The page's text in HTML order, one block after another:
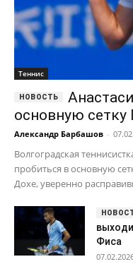
Теннис
основную сетку
Александр Барбашов -
Волгоградская
пробиться в основную
Дохе, уверенно
Фиса